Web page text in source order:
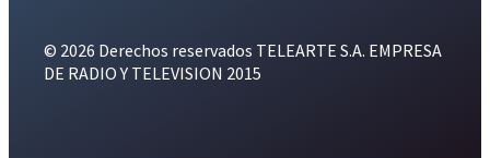
© 2026 Derechos reservados TELEARTE S.A. EMPRESA
DE RADIO Y TELEVISION 2015